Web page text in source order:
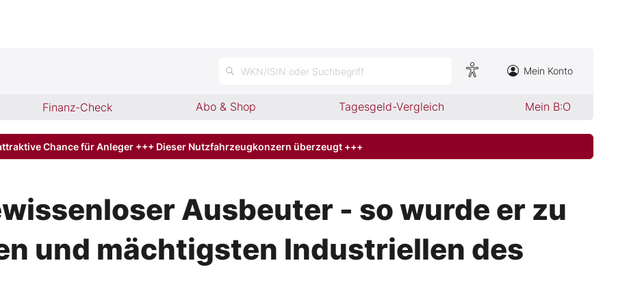
WKN/ISIN oder Suchbegriff Mein Konto
Finanz-Check Abo & Shop Tagesgeld-Vergleich Mein B:O
Chance für Anleger +++ Dieser Nutzfahrzeugkonzern überzeugt +++
Ausbeuter - so wurde er zu
und mächtigsten Industriellen des